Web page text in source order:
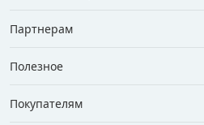
Партнерам
Полезное
Покупателям